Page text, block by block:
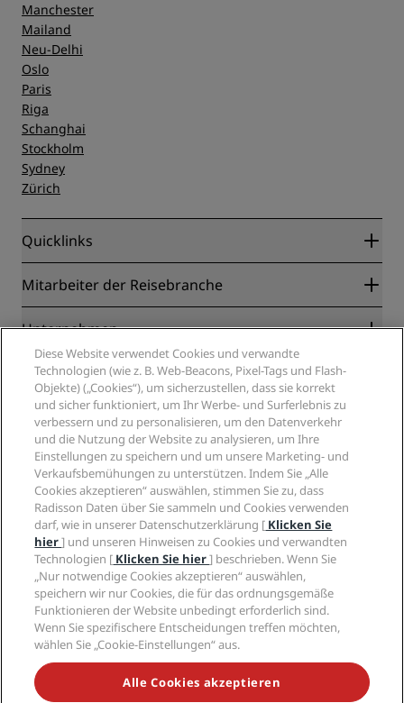
Manchester
Mailand
Neu-Delhi
Oslo
Paris
Riga
Schanghai
Stockholm
Sydney
Zürich
Quicklinks
Radisson Rewards
Blog
Neue und aufstrebende Hotels
Radisson Hotels APP
„Sports Approved“-Hotels
Familienfreundliche Hotels
Gesundheit & Sicherheit
Mitarbeiter der Reisebranche
Partner
Reisebüros
Unternehmen
Radisson Hotel Group
Medien
Karriere RHG
Karriere PPHE
Karrieren EHL
The Club by RHG
Entwicklungsmöglichkeiten
Responsible Business – Unser Engagement
Einkauf
Rechtliches
Privacy Centre
Rechtliche Hinweise
Radisson Rewards Geschäftsbedingungen
Website-Nutzungsvereinbarung
Digitale Barrierefreiheit
Moderne Sklaverei – Erklärung
Hilfe
Verbrauchermeldungen
Kontakt
FAQ
Inhaltsübersicht
Soziale Medien
Marken von Radisson Hotels
VERPASSEN SIE NIEMALS UNSERE BELIEBTESTEN
ANGEBOTE
Diese Website verwendet Cookies und verwandte
Technologien (wie z. B. Web-Beacons, Pixel-Tags und Flash-
Objekte) („Cookies“), um sicherzustellen, dass sie korrekt
und sicher funktioniert, um Ihr Werbe- und Surferlebnis zu
verbessern und zu personalisieren, um den Datenverkehr
und die Nutzung der Website zu analysieren, um Ihre
Einstellungen zu speichern und um unsere Marketing- und
Verkaufsbemühungen zu unterstützen. Indem Sie „Alle
Cookies akzeptieren“ auswählen, stimmen Sie zu, dass
Radisson Daten über Sie sammeln und Cookies verwenden
darf, wie in unserer Datenschutzerklärung [ Klicken Sie
hier] und unseren Hinweisen zu Cookies und verwandten
Technologien [ Klicken Sie hier] beschrieben. Wenn Sie
„Nur notwendige Cookies akzeptieren“ auswählen,
speichern wir nur Cookies, die für das ordnungsgemäße
Funktionieren der Website unbedingt erforderlich sind.
Wenn Sie spezifischere Entscheidungen treffen möchten,
wählen Sie „Cookie-Einstellungen“ aus.
Alle Cookies akzeptieren